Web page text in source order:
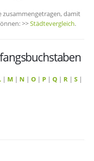
zusammengetragen, damit
>>Städtevergleich.
| M | N | O | P | Q | R | S |